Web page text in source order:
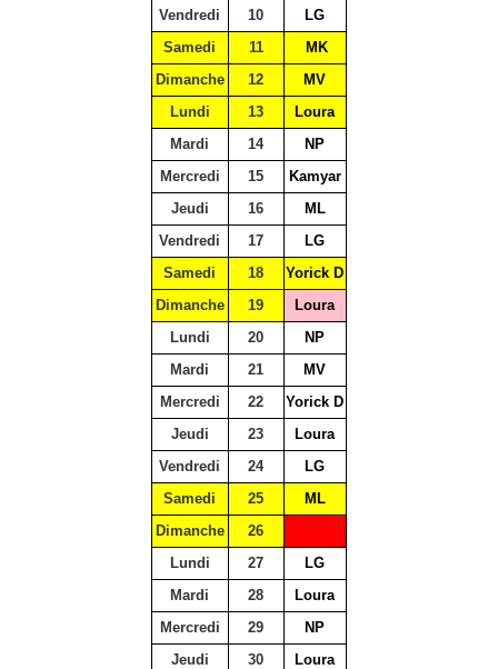
Vendredi
10
LG
Samedi
11
MK
Dimanche
12
MV
Lundi
13
Loura
Mardi
14
NP
Mercredi
15
Kamyar
Jeudi
16
ML
Vendredi
17
LG
Samedi
18
Yorick D
Dimanche
19
Loura
Lundi
20
NP
Mardi
21
MV
Mercredi
22
Yorick D
Jeudi
23
Loura
Vendredi
24
LG
Samedi
25
ML
Dimanche
26
Lundi
27
LG
Mardi
28
Loura
Mercredi
29
NP
Jeudi
30 Loura